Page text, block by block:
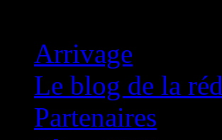
Arrivage
Le blog de la
Partenaires